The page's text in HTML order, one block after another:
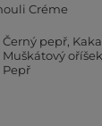
Créme
Černý pepř
Muškátový oříšek
Pepř